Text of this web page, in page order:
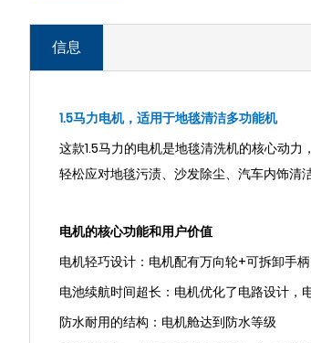
信息
1.5马力电机，适用于地毯清洁多功能机
这款1.5马力的电机是地毯清洗机的核心动
轻松应对地毯污渍、沙发除尘、汽车内饰清
电机的核心功能和用户价值
电机轻巧设计：电机配有万向轮+可拆卸手
电池续航时间超长：电机优化了电路设计，
防水耐用的结构：电机舱达到防水等级